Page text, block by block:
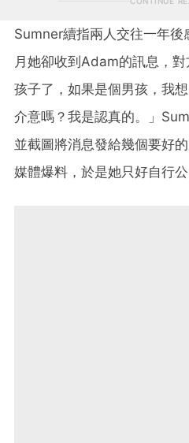
Sumner續指兩人交往一年
月她卻收到Adam的訊息，
孩子了，如果是個男孩，我
介意嗎？我是認真的。」
並截圖將消息發給幾個要好
媒體爆料，於是她只好自行公